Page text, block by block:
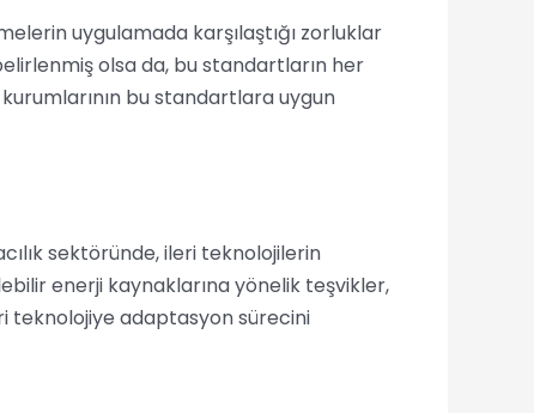
uygulamada karşılaştığı zorluklar
olsa da, bu standartların her
bu standartlara uygun
sektöründe, ileri teknolojilerin
enerji kaynaklarına yönelik teşvikler,
teknolojiye adaptasyon sürecini